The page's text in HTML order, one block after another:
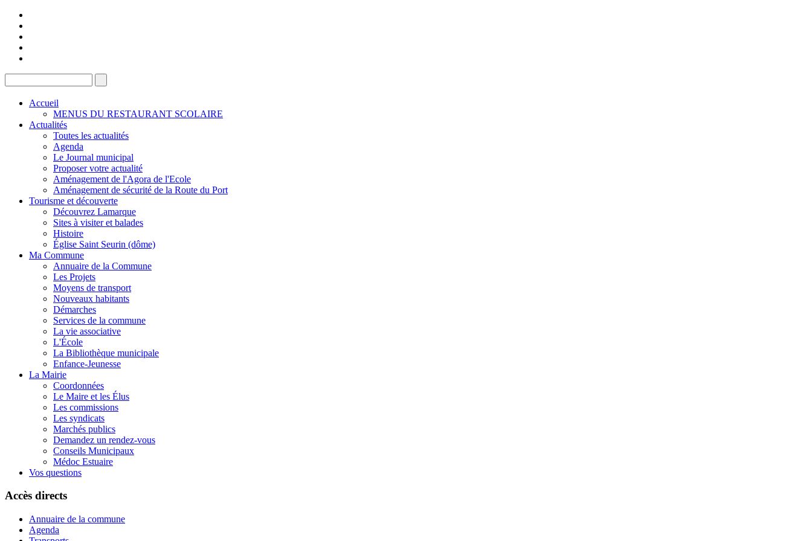
Accueil
MENUS DU RESTAURANT SCOLAIRE
Actualités
Toutes les actualités
Agenda
Le Journal municipal
Proposer votre actualité
Aménagement de l'Agora de l'Ecole
Aménagement de sécurité de la Route du Port
Tourisme et découverte
Découvrez Lamarque
Sites à visiter et balades
Histoire
Église Saint Seurin (dôme)
Ma Commune
Annuaire de la Commune
Les Projets
Moyens de transport
Nouveaux habitants
Démarches
Services de la commune
La vie associative
L'École
La Bibliothèque municipale
Enfance-Jeunesse
La Mairie
Coordonnées
Le Maire et les Élus
Les commissions
Les syndicats
Marchés publics
Demandez un rendez-vous
Conseils Municipaux
Médoc Estuaire
Vos questions
Accès directs
Annuaire de la commune
Agenda